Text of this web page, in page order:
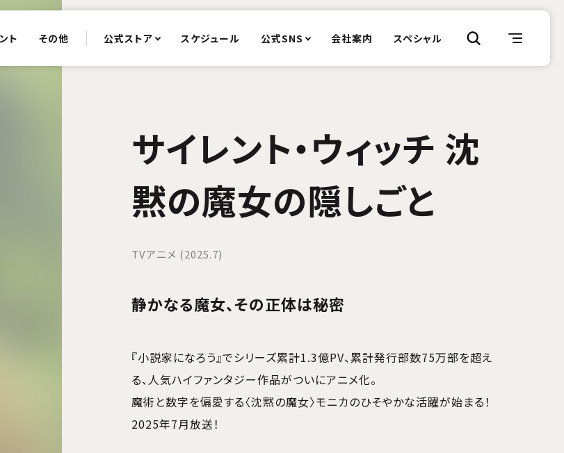
ト その他 公式ストア スケジュール 公式SNS 会社案内 スペシャル
サイレント・ウィッチ 沈
黙の魔女の隠しごと
TVアニメ (2025.7)
静かなる魔女、その正体は秘密――
『小説家になろう』でシリーズ累計1.3億PV、累計発行部数75万部を超え
る、人気ハイファンタジー作品がついにアニメ化。
魔術と数字を偏愛する〈沈黙の魔女〉モニカのひそやかな活躍が始まる！
2025年7月放送！